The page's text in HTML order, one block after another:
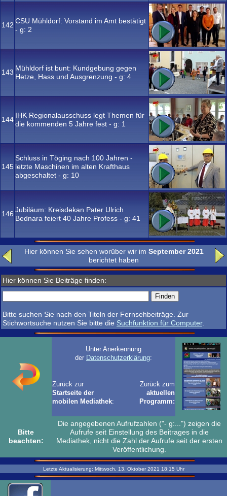
142 CSU Mühldorf: Vorstand im Amt bestätigt
- g: 2
143 Mühldorf ist bunt: Kundgebung gegen
Hetze, Hass und Ausgrenzung - g: 4
144 IHK Regionalausschuss legt Themen für
die kommenden 5 Jahre fest - g: 1
145
Schluss in Töging nach 100 Jahren -
letzte Maschinen im alten Krafthaus
abgeschaltet - g: 10
146 Jubiläum: Kreisdekan Pater Ulrich
Bednara feiert 40 Jahre Profess - g: 41
Hier können Sie sehen worüber wir im September 2021
berichtet haben
Hier können Sie Beiträge finden:
Bitte suchen Sie nach den Titeln der Fernsehbeiträge. Zur
Stichwortsuche nutzen Sie bitte die Suchfunktion für Computer.
Unter Anerkennung
der Datenschutzerklärung:
Zurück zur
Startseite der
mobilen Mediathek:
Zurück zum
aktuellen
Programm:
Bitte
beachten:
Die angegebenen Aufrufzahlen ("- g:...") zeigen die
Aufrufe seit Einstellung des Beitrages in die
Mediathek, nicht die Zahl der Aufrufe seit der ersten
Veröffentlichung.
Letzte Aktualisierung: Mittwoch, 13. Oktober 2021 18:15 Uhr